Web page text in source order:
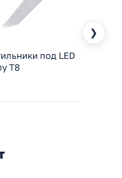
❯
под LED
T8